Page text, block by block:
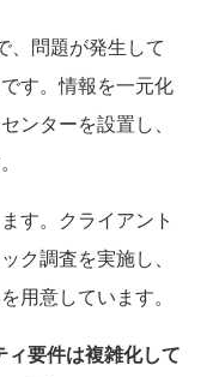
、問題が発生して
す。情報を一元化
ンターを設置し、
す。クライアント
ク調査を実施し、
用意しています。
要件は複雑化して